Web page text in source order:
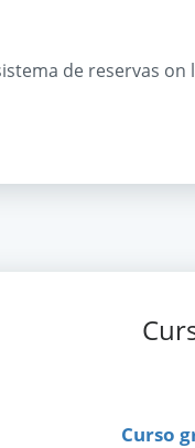
de reservas on
Curso